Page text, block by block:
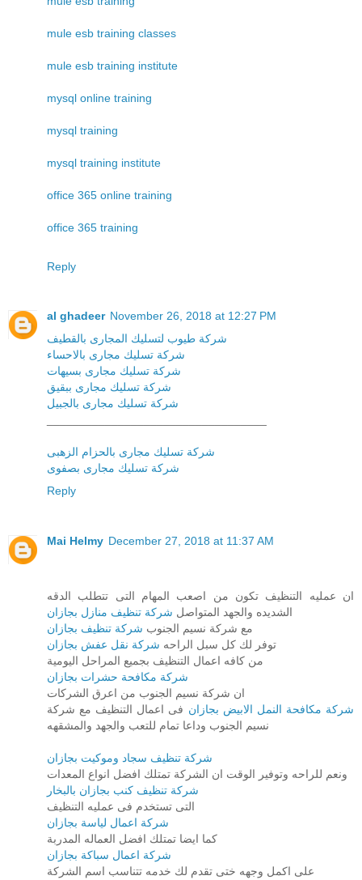
mule esb training classes
mule esb training institute
mysql online training
mysql training
mysql training institute
office 365 online training
office 365 training
Reply
al ghadeer November 26, 2018 at 12:27 PM
شركة طيوب لتسليك المجارى بالقطيف
شركة تسليك مجارى بالاحساء
شركة تسليك مجارى بسيهات
شركة تسليك مجارى ببقيق
شركة تسليك مجارى بالجبيل
شركة تسليك مجارى بالحزام الزهبى
شركة تسليك مجارى بصفوى
Reply
Mai Helmy December 27, 2018 at 11:37 AM
ان عمليه التنظيف تكون من اصعب المهام التى تتطلب الدقه
الشديده والجهد المتواصل شركة تنظيف منازل بجازان
مع شركة نسيم الجنوب شركة تنظيف بجازان
توفر لك كل سبل الراحه شركة نقل عفش بجازان
من كافه اعمال التنظيف بجميع المراحل اليومية
شركة مكافحة حشرات بجازان
ان شركة نسيم الجنوب من اعرق الشركات
شركة مكافحة النمل الابيض بجازان فى اعمال التنظيف مع شركة
نسيم الجنوب وداعا تمام للتعب والجهد والمشقهه
شركة تنظيف سجاد وموكيت بجازان
ونعم للراحه وتوفير الوقت ان الشركة تمتلك افضل انواع المعدات
شركة تنظيف كنب بجازان بالبخار
التى تستخدم فى عمليه التنظيف
شركة اعمال لياسة بجازان
كما ايضا تمتلك افضل العماله المدربة
شركة اعمال سباكة بجازان
على اكمل وجهه ختى تقدم لك خدمه تتناسب اسم الشركة